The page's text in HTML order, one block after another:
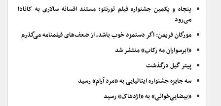
پنجاه و یکمین جشنواره فیلم تورنتو؛ مستند افسانه سالاری به کانادا
می‌رود
مورگان فریمن: اگر دستمزد خوب باشد، از ضعف‌های فیلمنامه می‌گذرم
«ابرسواران مه رکاب» منتشر شد
پیتر گیل درگذشت
سه جایزه جشنواره ایتالیایی به «مرد آرام» رسید
«بیضایی‌خوانی» به «اژدهاک» رسید